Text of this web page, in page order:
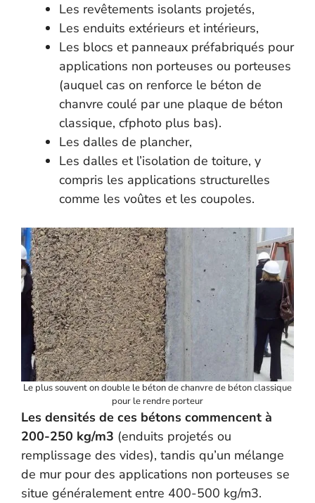
Les revêtements isolants projetés,
Les enduits extérieurs et intérieurs,
Les blocs et panneaux préfabriqués pour
applications non porteuses ou porteuses
(auquel cas on renforce le béton de
chanvre coulé par une plaque de béton
classique, cfphoto plus bas).
Les dalles de plancher,
Les dalles et l’isolation de toiture, y
compris les applications structurelles
comme les voûtes et les coupoles.
Le plus souvent on double le béton de chanvre de béton classique
pour le rendre porteur
Les densités de ces bétons commencent à
200-250 kg/m3 (enduits projetés ou
remplissage des vides), tandis qu’un mélange
de mur pour des applications non porteuses se
situe généralement entre 400-500 kg/m3.